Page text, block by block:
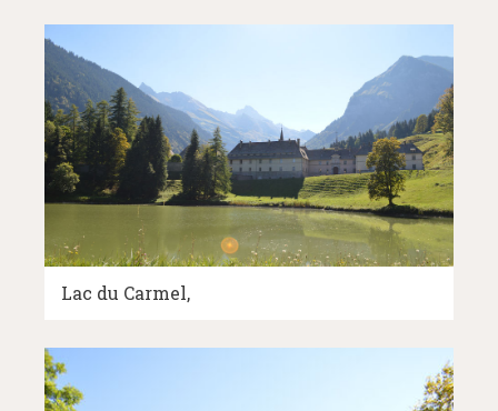
Lac du Carmel